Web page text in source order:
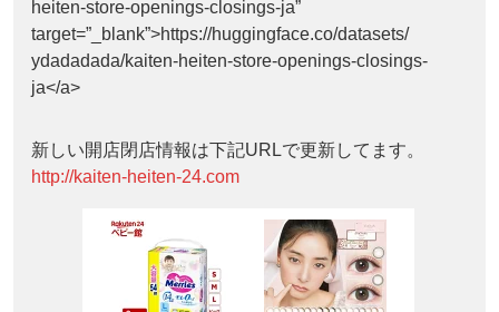
heiten-store-openings-closings-ja”
target=”_blank”>https://huggingface.co/datasets/
ydadadada/kaiten-heiten-store-openings-closings-
ja</a>
新しい開店閉店情報は下記URLで更新してます。
http://kaiten-heiten-24.com